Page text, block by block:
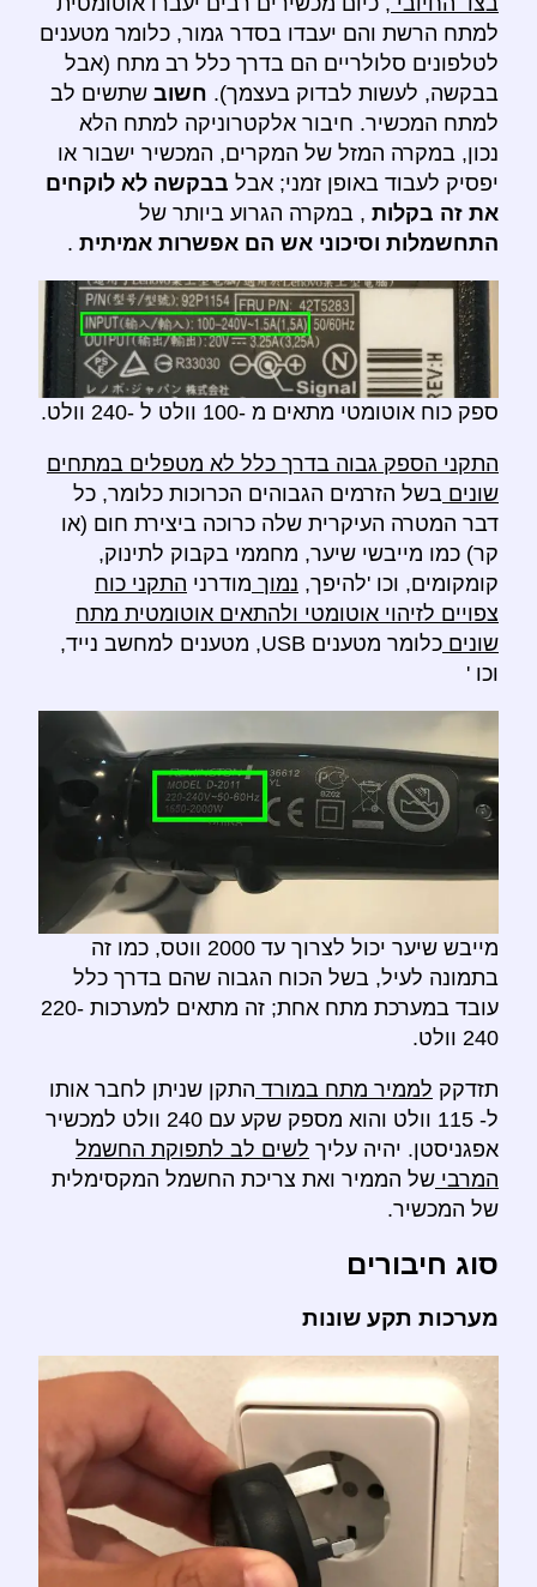
למתח הרשת והם יעבדו בסדר גמור, כלומר מטענים
לטלפונים סלולריים הם בדרך כלל רב מתח (אבל
בבקשה, לעשות לבדוק בעצמך). חשוב שתשים לב
למתח המכשיר. חיבור אלקטרוניקה למתח הלא
נכון, במקרה המזל של המקרים, המכשיר ישבור או
יפסיק לעבוד באופן זמני; אבל בבקשה לא לוקחים
את זה בקלות , במקרה הגרוע ביותר של
התחשמלות וסיכוני אש הם אפשרות אמיתית .
ספק כוח אוטומטי מתאים מ -100 וולט ל -240 וולט.
התקני הספק גבוה בדרך כלל לא מטפלים במתחים
שונים בשל הזרמים הגבוהים הכרוכות כלומר, כל
דבר המטרה העיקרית שלה כרוכה ביצירת חום (או
קר) כמו מייבשי שיער, מחממי בקבוק לתינוק,
קומקומים, וכו 'להיפך, נמוך מודרני התקני כוח
צפויים לזיהוי אוטומטי ולהתאים אוטומטית מתח
שונים
כלומר מטענים USB, מטענים למחשב נייד,
וכו '
מייבש שיער יכול לצרוך עד 2000 ווטס, כמו זה
בתמונה לעיל, בשל הכוח הגבוה שהם בדרך כלל
עובד במערכת מתח אחת; זה מתאים למערכות 220-
240 וולט.
תזדקק לממיר מתח במורד התקן שניתן לחבר אותו
ל- 115 וולט והוא מספק שקע עם 240 וולט למכשיר
אפגניסטן. יהיה עליך לשים לב לתפוקת החשמל
המרבי של הממיר ואת צריכת החשמל המקסימלית
של המכשיר.
סוג חיבורים
מערכות תקע שונות